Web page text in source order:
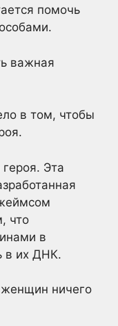
помочь
важная
в том, чтобы
Эта
что
в
в их ДНК.
ничего